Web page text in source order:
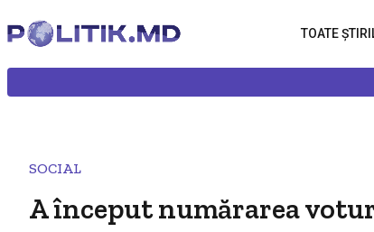
TOATE
SOCIAL
A început numărarea